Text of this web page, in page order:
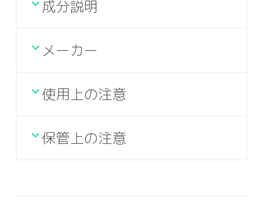
成分説明
メーカー
使用上の注意
保管上の注意